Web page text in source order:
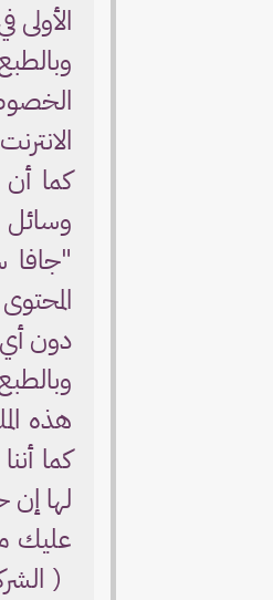
الأولى
كما
وسائل
"جافا
دون
هذه
كما
لها إن
عليك
(